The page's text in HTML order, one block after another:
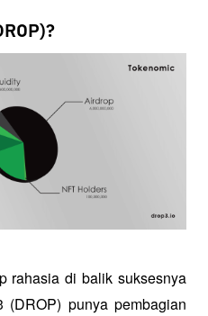
rahasia di balik suksesnya
punya pembagian